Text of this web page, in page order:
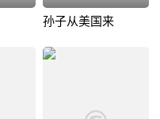
孙子从美国来